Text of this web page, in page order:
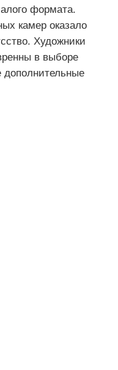
формата.
камер оказало
Художники
в выборе
дополнительные